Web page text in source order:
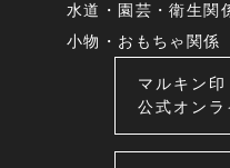
水道・園芸・衛生関
小物・おもちゃ関係
マルキン印
公式オンラ